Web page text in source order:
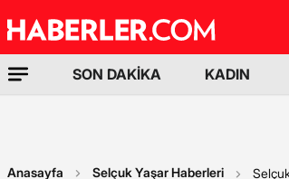
SON DAKİKA KADIN
Anasayfa Selçuk Yaşar Haberleri